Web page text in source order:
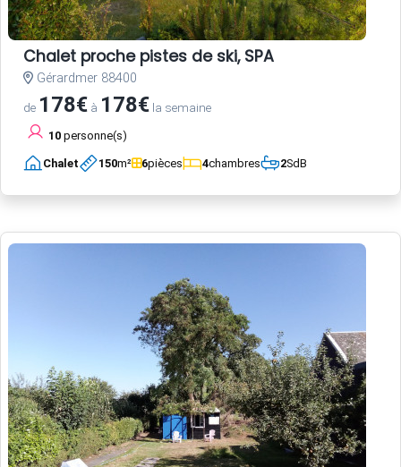
Chalet proche pistes de ski, SPA
Gérardmer 88400
de 178€ à 178€ la semaine
10 personne(s)
Chalet 150m² 6pièces 4chambres 2SdB